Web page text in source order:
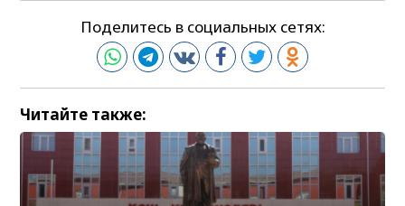
Поделитесь в социальных сетях:
Читайте также: